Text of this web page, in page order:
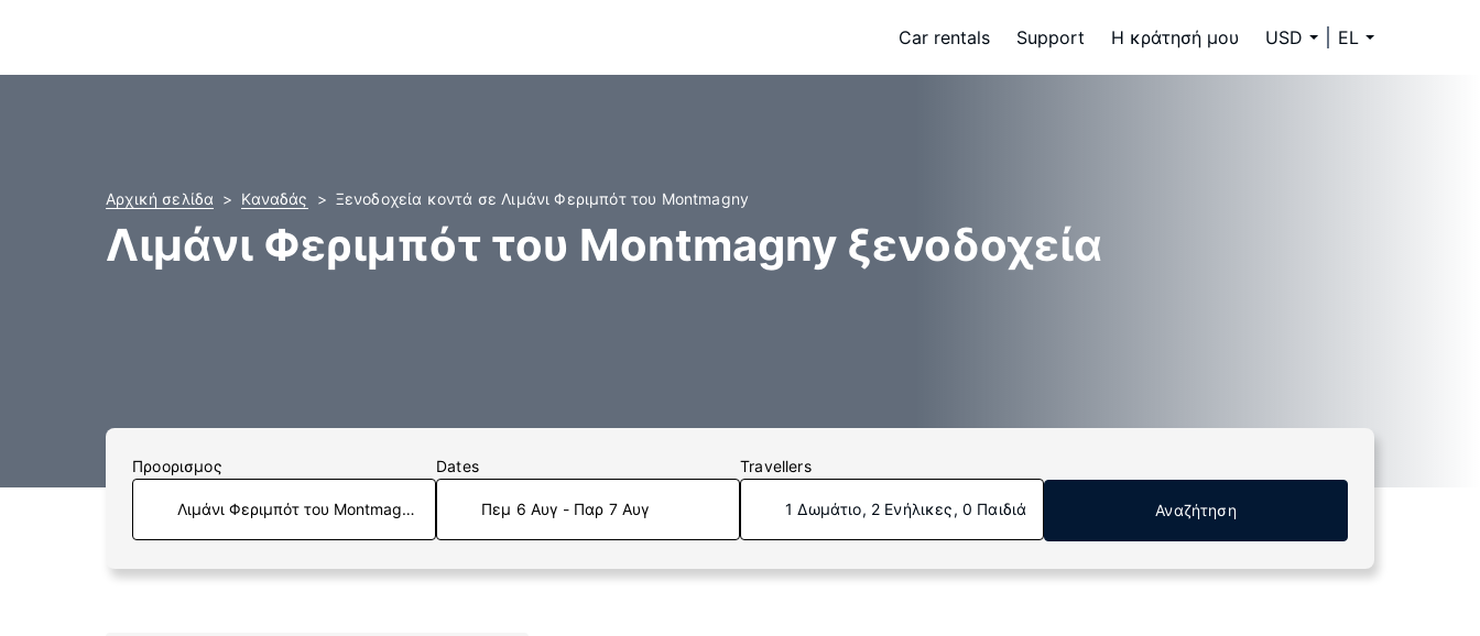
Car rentals Support Η κράτησή μου USD EL
Αρχική σελίδα Καναδάς Ξενοδοχεία κοντά σε Λιμάνι Φεριμπότ του Montmagny
Λιμάνι Φεριμπότ του Montmagny ξενοδοχεία
Προορισμος Dates
Πεμ 6 Αυγ - Παρ 7 Αυγ
Travellers
1 Δωμάτιο, 2 Ενήλικες, 0 Παιδιά Αναζήτηση